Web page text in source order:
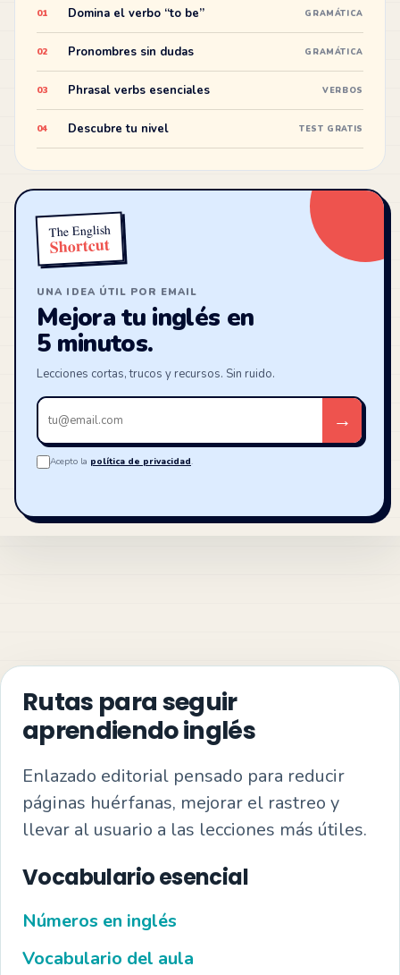
01 Domina el verbo “to be” GRAMÁTICA
02 Pronombres sin dudas GRAMÁTICA
03 Phrasal verbs esenciales VERBOS
04 Descubre tu nivel TEST GRATIS
The English
Shortcut
UNA IDEA ÚTIL POR EMAIL
Mejora tu inglés en
5 minutos.
Lecciones cortas, trucos y recursos. Sin ruido.
Tu
email
→
Acepto la política de privacidad.
Rutas para seguir
aprendiendo inglés
Enlazado editorial pensado para reducir
páginas huérfanas, mejorar el rastreo y
llevar al usuario a las lecciones más útiles.
Vocabulario esencial
Números en inglés
Vocabulario del aula